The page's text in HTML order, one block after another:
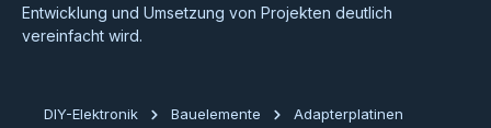
Entwicklung und Umsetzung von Projekten deutlich
vereinfacht wird.
DIY-Elektronik Bauelemente Adapterplatinen